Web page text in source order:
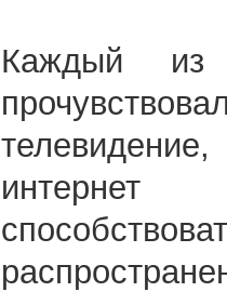
Каждый